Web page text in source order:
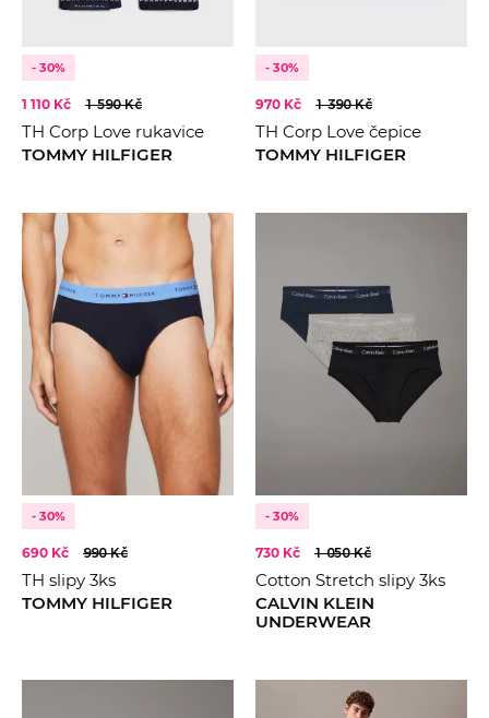
- 30%
1 110 Kč 1 590 Kč
TH Corp Love rukavice
TOMMY HILFIGER
- 30%
970 Kč 1 390 Kč
TH Corp Love čepice
TOMMY HILFIGER
- 30%
690 Kč 990 Kč
TH slipy 3ks
TOMMY HILFIGER
- 30%
730 Kč 1 050 Kč
Cotton Stretch slipy 3ks
CALVIN KLEIN
UNDERWEAR